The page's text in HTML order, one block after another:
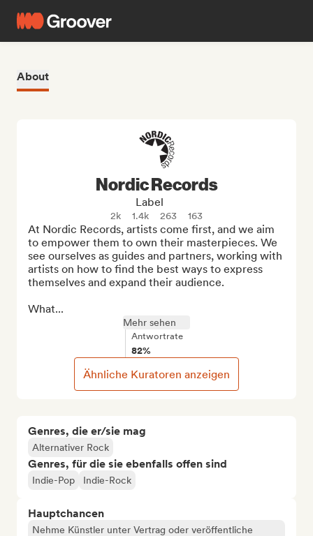
About
Genres, die er/sie mag
Alternativer Rock
Genres, für die sie ebenfalls offen sind
Indie-Pop Indie-Rock
Hauptchancen
Nehme Künstler unter Vertrag oder veröffentliche
Nordic Records
Label
2k 1.4k 263 163
At Nordic Records, artists come first, and we aim
to empower them to own their masterpieces. We
see ourselves as guides and partners, working with
artists on how to find the best ways to express
themselves and expand their audience.
What...
Mehr sehen
Antwortrate
82%
Ähnliche Kuratoren anzeigen